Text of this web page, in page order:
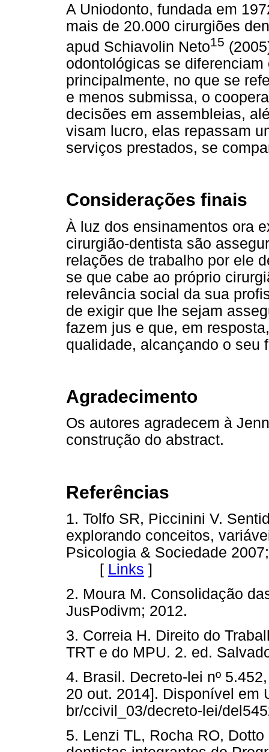
A Uniodonto, fundada em
mais de 20.000 cirurgiões
apud Schiavolin Neto15
odontológicas se
principalmente, no que se
e menos submissa, o
decisões em assembleias,
visam lucro, elas repassam
serviços prestados, se
Considerações finais
À luz dos ensinamentos ora
cirurgião-dentista são
relações de trabalho por ele
se que cabe ao próprio
relevância social da sua
de exigir que lhe sejam
fazem jus e que, em
qualidade, alcançando o seu
Agradecimento
Os autores agradecem à
construção do abstract.
Referências
1. Tolfo SR, Piccinini V.
explorando conceitos,
Psicologia & Sociedade
[ Links ]
2. Moura M. Consolidação
JusPodivm; 2012.
3. Correia H. Direito do
TRT e do MPU. 2. ed.
4. Brasil. Decreto-lei nº
20 out. 2014]. Disponível em
br/ccivil_03/decreto-lei/
5. Lenzi TL, Rocha RO,